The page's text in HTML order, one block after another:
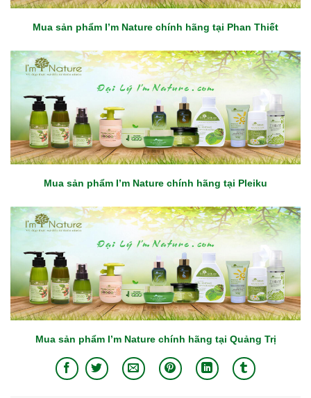
Mua sản phẩm I’m Nature chính hãng tại Phan Thiết
Mua sản phẩm I’m Nature chính hãng tại Pleiku
Mua sản phẩm I’m Nature chính hãng tại Quảng Trị